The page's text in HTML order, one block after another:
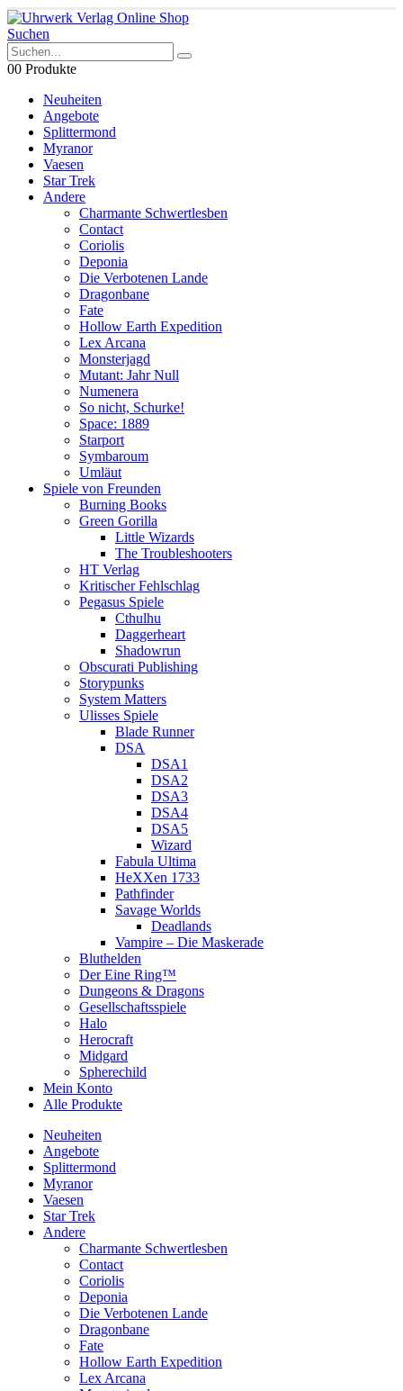
Suchen
00 Produkte
Neuheiten
Angebote
Splittermond
Myranor
Vaesen
Star Trek
Andere
Charmante Schwertlesben
Contact
Coriolis
Deponia
Die Verbotenen Lande
Dragonbane
Fate
Hollow Earth Expedition
Lex Arcana
Monsterjagd
Mutant: Jahr Null
Numenera
So nicht, Schurke!
Space: 1889
Starport
Symbaroum
Umläut
Spiele von Freunden
Burning Books
Green Gorilla
Little Wizards
The Troubleshooters
HT Verlag
Kritischer Fehlschlag
Pegasus Spiele
Cthulhu
Daggerheart
Shadowrun
Obscurati Publishing
Storypunks
System Matters
Ulisses Spiele
Blade Runner
DSA
DSA1
DSA2
DSA3
DSA4
DSA5
Wizard
Fabula Ultima
HeXXen 1733
Pathfinder
Savage Worlds
Deadlands
Vampire – Die Maskerade
Bluthelden
Der Eine Ring™
Dungeons & Dragons
Gesellschaftsspiele
Halo
Herocraft
Midgard
Spherechild
Mein Konto
Alle Produkte
Neuheiten
Angebote
Splittermond
Myranor
Vaesen
Star Trek
Andere
Charmante Schwertlesben
Contact
Coriolis
Deponia
Die Verbotenen Lande
Dragonbane
Fate
Hollow Earth Expedition
Lex Arcana